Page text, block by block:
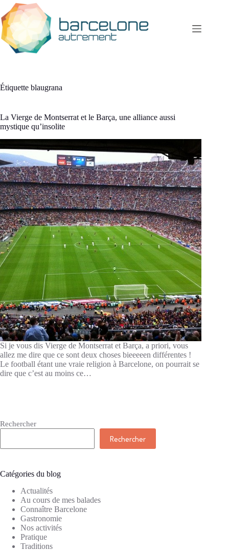
Passer
au
contenu
Étiquette blaugrana
La Vierge de Montserrat et le Barça, une alliance aussi
mystique qu’insolite
Si je vous dis Vierge de Montserrat et Barça, a priori, vous
allez me dire que ce sont deux choses bieeeeen différentes !
Le football étant une vraie religion à Barcelone, on pourrait se
dire que c’est au moins ce…
Rechercher
Rechercher
Catégories du blog
Actualités
Au cours de mes balades
Connaître Barcelone
Gastronomie
Nos activités
Pratique
Traditions